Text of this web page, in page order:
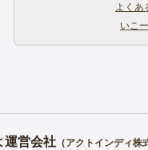
よくあ
いこ
運営会社（アクトインディ株